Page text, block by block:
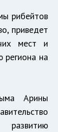
рибейтов
приведет
мест и
региона на
Арины